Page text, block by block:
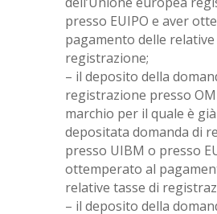
presso EUIPO e aver
pagamento delle relative
registrazione;
– il deposito della
registrazione presso
marchio per il quale è
depositata domanda di
presso UIBM o presso
ottemperato al
relative tasse di
– il deposito della